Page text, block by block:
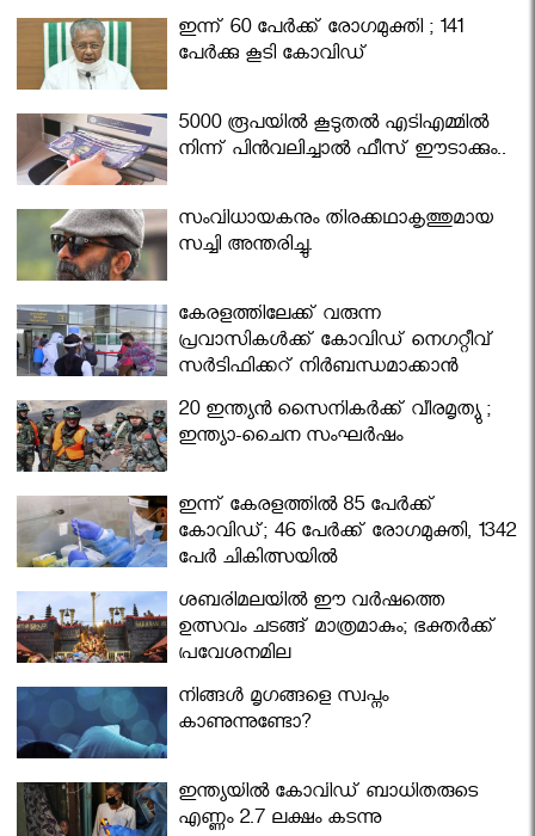
ഇന്ന് 60 പേർക്ക് രോഗമുക്തി ; 141
പേര്‍ക്കു കൂടി കോവിഡ്
5000 രൂപയിൽ കൂടുതൽ എടിഎമ്മിൽ
നിന്ന് പിൻവലിച്ചാൽ ഫീസ് ഈടാക്കും..
സംവിധായകനും തിരക്കഥാകൃത്തുമായ
സച്ചി അന്തരിച്ചു.
കേരളത്തിലേക്ക് വരുന്ന
പ്രവാസികള്‍ക്ക് കോവിഡ് നെഗറ്റീവ്
സര്‍ട്ടിഫിക്കറ്റ് നിർബന്ധമാക്കാൻ
മന്ത്രിസഭ
20 ഇന്ത്യൻ സൈനികർക്ക് വീരമൃത്യു ;
ഇന്ത്യാ-ചൈന സംഘർഷം
ഇന്ന് കേരളത്തിൽ 85 പേർക്ക്
കോവിഡ്; 46 പേർക്ക് രോഗമുക്തി, 1342
പേർ ചികിത്സയിൽ
ശബരിമലയില്‍ ഈ വർഷത്തെ
ഉത്സവം ചടങ്ങ് മാത്രമാകും; ഭക്തർക്ക്
പ്രവേശനമില്ല
നിങ്ങള്‍ മൃഗങ്ങളെ സ്വപ്നം
കാണുന്നുണ്ടോ?
ഇന്ത്യയിൽ കോവിഡ് ബാധിതരുടെ
എണ്ണം 2.7 ലക്ഷം കടന്നു